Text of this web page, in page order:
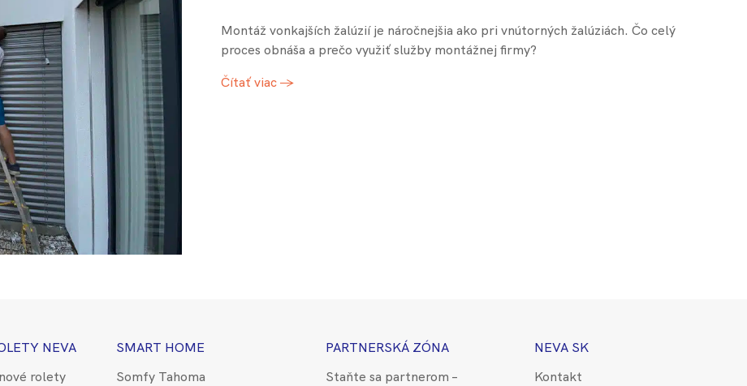
Montáž vonkajších žalúzií je náročnejšia ako pri vnútorných žalúziách. Čo celý
proces obnáša a prečo využiť služby montážnej firmy?
Čítať viac →
NEVA
rolety
SMART HOME
Somfy Tahoma
PARTNERSKÁ ZÓNA
Staňte sa partnerom –
NEVA SK
Kontakt